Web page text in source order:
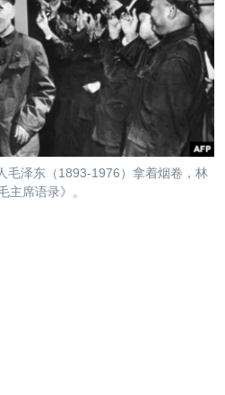
毛泽东（1893-1976）拿着烟卷，林
主席语录》。